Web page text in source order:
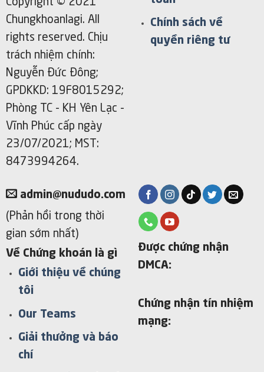
Copyright © 2021
Chungkhoanlagi. All
rights reserved. Chịu
trách nhiệm chính:
Nguyễn Đức Đông;
GPDKKD: 19F8015292;
Phòng TC - KH Yên Lạc -
Vĩnh Phúc cấp ngày
23/07/2021; MST:
8473994264.
Chính sách về
quyền riêng tư
admin@nududo.com
(Phản hồi trong thời
gian sớm nhất)
Về Chứng khoán là gì
Giới thiệu về chúng
tôi
Our Teams
Giải thưởng và báo
chí
Được chứng nhận
DMCA:
Chứng nhận tín nhiệm
mạng: